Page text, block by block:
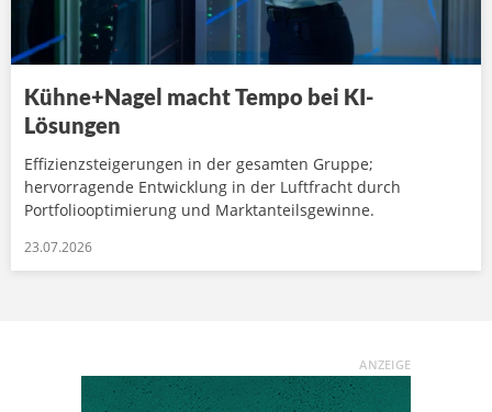
Kühne+Nagel macht Tempo bei KI-
Lösungen
Effizienzsteigerungen in der gesamten Gruppe;
hervorragende Entwicklung in der Luftfracht durch
Portfoliooptimierung und Marktanteilsgewinne.
23.07.2026
ANZEIGE